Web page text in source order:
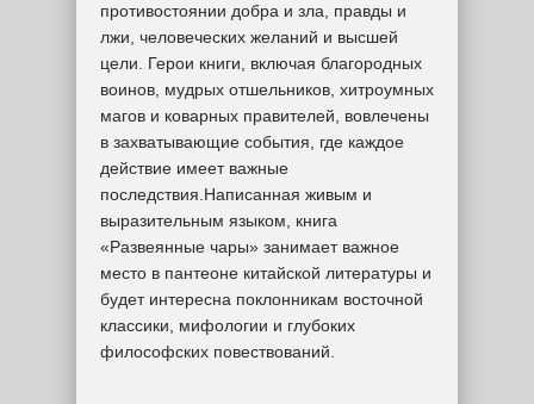
противостоянии добра и зла, правды и
лжи, человеческих желаний и высшей
цели. Герои книги, включая благородных
воинов, мудрых отшельников, хитроумных
магов и коварных правителей, вовлечены
в захватывающие события, где каждое
действие имеет важные
последствия.Написанная живым и
выразительным языком, книга
«Развеянные чары» занимает важное
место в пантеоне китайской литературы и
будет интересна поклонникам восточной
классики, мифологии и глубоких
философских повествований.